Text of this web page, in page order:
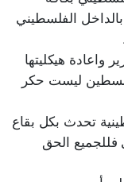
بالداخل الفلسطيني
واعادة هيكليتها
ليست حكر
تحدث بكل بقاع
الحق